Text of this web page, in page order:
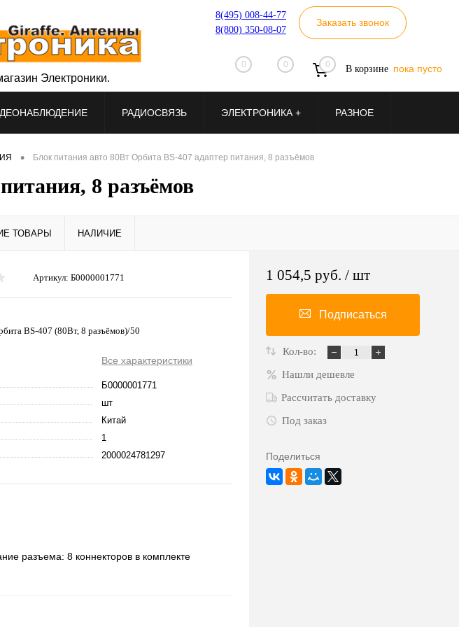
8(495) 008-44-77
8(800) 350-08-07
Заказать звонок
0 0 0 В корзине пока пусто
Электроники.
РАДИОСВЯЗЬ ЭЛЕКТРОНИКА + РАЗНОЕ
• Блок питания авто 80Вт Орбита BS-407 адаптер питания, 8 разъёмов
8 разъёмов
ТОВАРЫ НАЛИЧИЕ
Артикул: Б0000001771
BS-407 (80Вт, 8 разъёмов)/50
Все характеристики
Б0000001771
шт
Китай
1
2000024781297
разъема: 8 коннекторов в комплекте
1 054,5 руб. / шт
Подписаться
Кол-во:
Нашли дешевле
Рассчитать доставку
Под заказ
Поделиться